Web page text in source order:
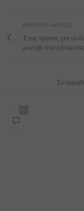
PREVIOUS ARTICLE
Ένας τρόπος για να
μολύβι στα μάτια
Το